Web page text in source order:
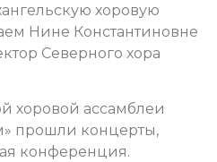
хоровую
Нине Константиновне
Северного хора
хоровой ассамблеи
прошли концерты,
конференция.